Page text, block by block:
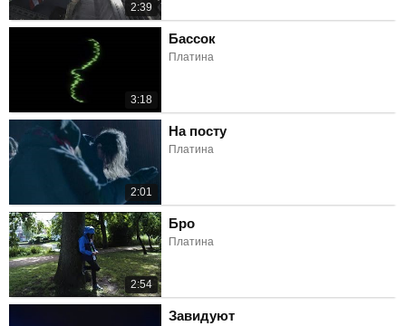
2:39
3:18
Бассок
Платина
2:01
На посту
Платина
2:54
Бро
Платина
Завидуют